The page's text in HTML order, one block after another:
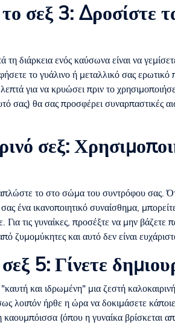
σεξ 3: Δροσίστε
διάρκεια ενός καύσωνα είναι να
το γυάλινο ή μεταλλικό σας ερωτικό
για να κρυώσει πριν το
σας) θα σας προσφέρει συναρπαστικές
σεξ:
το στο σώμα του συντρόφου σας.
ένα ικανοποιητικό συναίσθημα,
τις γυναίκες, προσέξτε να μην βάζετε
και αυτό δεν είναι
5: Γίνετε
και ιδρωμένη" μια ζεστή
λοιπόν ήρθε η ώρα να δοκιμάσετε
(όπου η γυναίκα βρίσκεται